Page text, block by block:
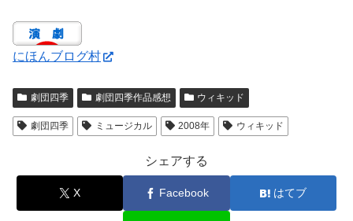
にほんブログ村
劇団四季 劇団四季作品感想 ウィキッド
劇団四季 ミュージカル 2008年 ウィキッド
シェアする
X Facebook はてブ